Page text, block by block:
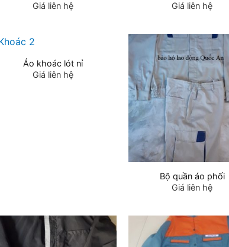
Giá liên hệ
Giá liên hệ
Áo khoác lót nỉ
Giá liên hệ
Bộ quần áo phối
Giá liên hệ